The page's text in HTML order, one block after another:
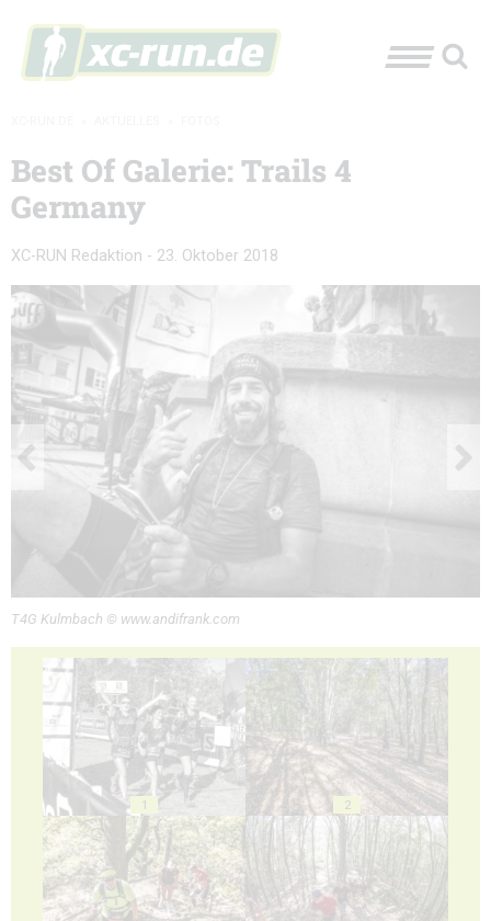
Best Of Galerie: Trails 4
Germany
XC-RUN Redaktion - 23. Oktober 2018
T4G Kulmbach © www.andifrank.com
1 2